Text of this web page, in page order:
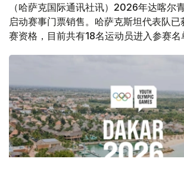
（哈萨克国际通讯社讯）2026年达喀尔
启动赛事门票销售。哈萨克斯坦代表队已
赛资格，目前共有18名运动员进入参赛名